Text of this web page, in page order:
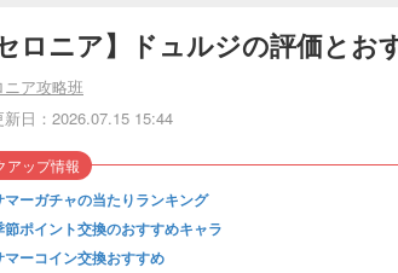
ロニア】ドュルジの評価とお
ニア攻略班
日：2026.07.15 15:44
マーガチャの当たりランキング
節ポイント交換のおすすめキャラ
マーコイン交換おすすめ
アップ情報